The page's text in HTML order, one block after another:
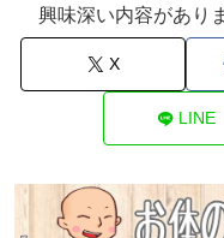
興味深い内容があり
X
LINE